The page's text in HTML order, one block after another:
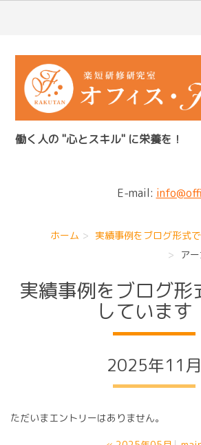
働く人の "心とスキル" に栄養を！
E-mail:
ホーム
実績事例をブログ形式
ア
実績事例をブログ形
しています
2025年11月
ただいまエントリーはありません。